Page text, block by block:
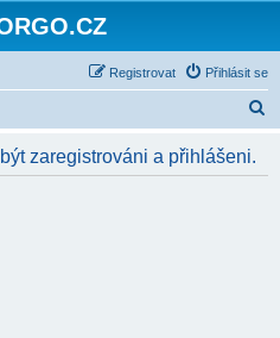
Přihlásit se
Registrovat
zaregistrováni a přihlášeni.